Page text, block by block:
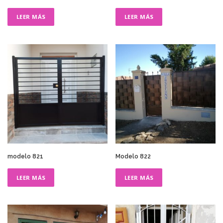
LEER MÁS LEER MÁS
modelo 821
LEER MÁS
Modelo 822
LEER MÁS